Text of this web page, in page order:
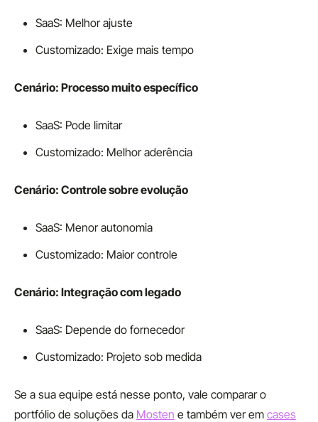
SaaS: Melhor ajuste
Customizado: Exige mais tempo
Cenário: Processo muito específico
SaaS: Pode limitar
Customizado: Melhor aderência
Cenário: Controle sobre evolução
SaaS: Menor autonomia
Customizado: Maior controle
Cenário: Integração com legado
SaaS: Depende do fornecedor
Customizado: Projeto sob medida
Se a sua equipe está nesse ponto, vale comparar o
portfólio de soluções da Mosten e também ver em cases